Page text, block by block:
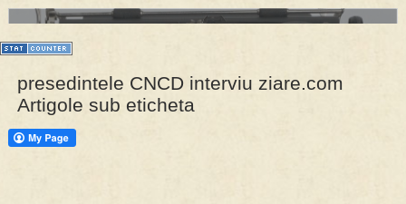
PRESA
presedintele CNCD interviu ziare.com
Artigole sub eticheta